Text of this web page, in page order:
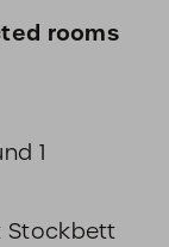
rooms
1
Stockbett